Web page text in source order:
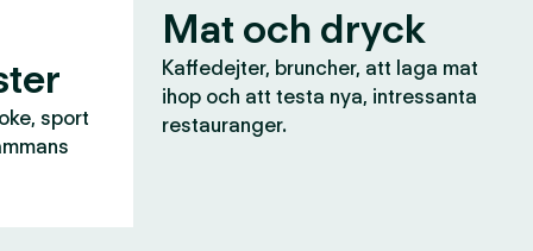
sport
Mat och dryck
Kaffedejter, bruncher, att laga mat
ihop och att testa nya, intressanta
restauranger.